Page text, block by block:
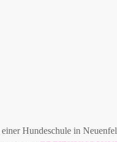
Hundeschule in